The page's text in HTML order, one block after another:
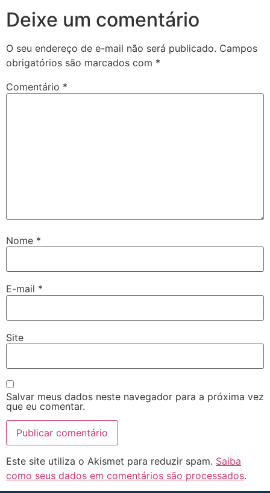
Deixe um comentário
O seu endereço de e-mail não será publicado. Campos
obrigatórios são marcados com *
Comentário *
Nome *
E-mail *
Site
Salvar meus dados neste navegador para a próxima vez
que eu comentar.
Este site utiliza o Akismet para reduzir spam. Saiba
como seus dados em comentários são processados.